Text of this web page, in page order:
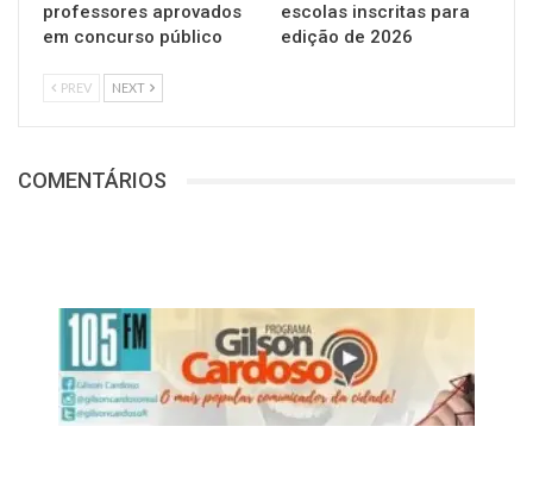
professores aprovados
em concurso público
escolas inscritas para
edição de 2026
PREV NEXT
COMENTÁRIOS